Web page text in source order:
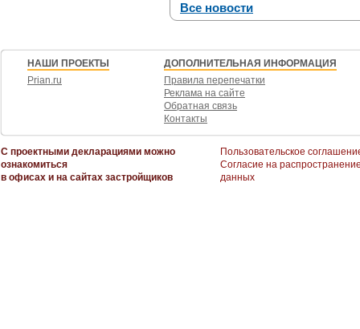
Все новости
НАШИ ПРОЕКТЫ
Prian.ru
ДОПОЛНИТЕЛЬНАЯ ИНФОРМАЦИЯ
Правила перепечатки
Реклама на сайте
Обратная связь
Контакты
С проектными декларациями можно
ознакомиться
в офисах и на сайтах застройщиков
Пользовательское
Согласие на
данных